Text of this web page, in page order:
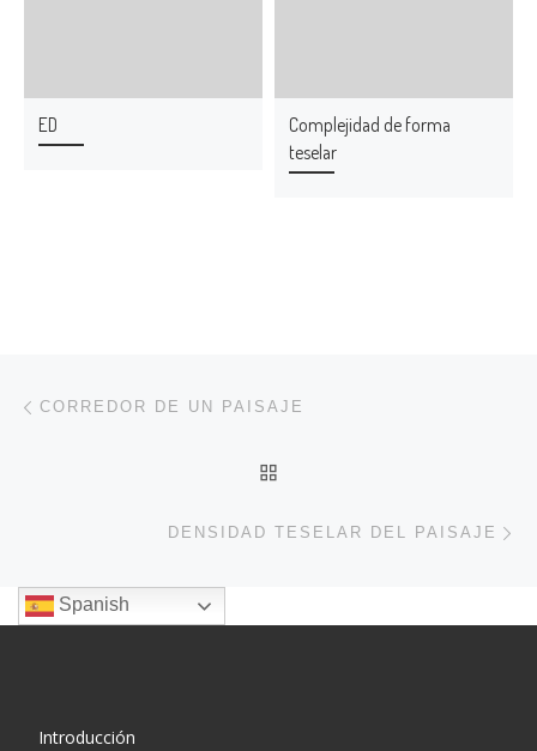
ED
Complejidad de forma
teselar
CORREDOR DE UN PAISAJE
DENSIDAD TESELAR DEL PAISAJE
Spanish
Introducción